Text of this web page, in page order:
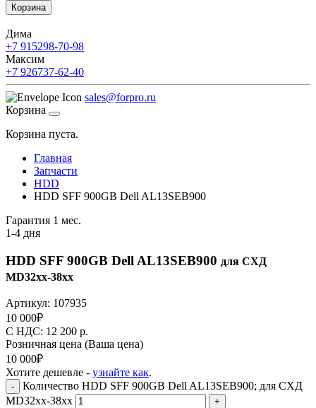
Корзина
Дима
+7 915298-70-98
Максим
+7 926737-62-40
sales@forpro.ru
Корзина
Корзина пуста.
Главная
Запчасти
HDD
HDD SFF 900GB Dell AL13SEB900
Гарантия 1 мес.
1-4 дня
HDD SFF 900GB Dell AL13SEB900 для СХД
MD32xx-38xx
Артикул: 107935
10 000₽
C НДС: 12 200 р.
Розничная цена (Ваша цена)
10 000₽
Хотите дешевле - узнайте как.
-
Количество HDD SFF 900GB Dell AL13SEB900; для СХД
MD32xx-38xx
+